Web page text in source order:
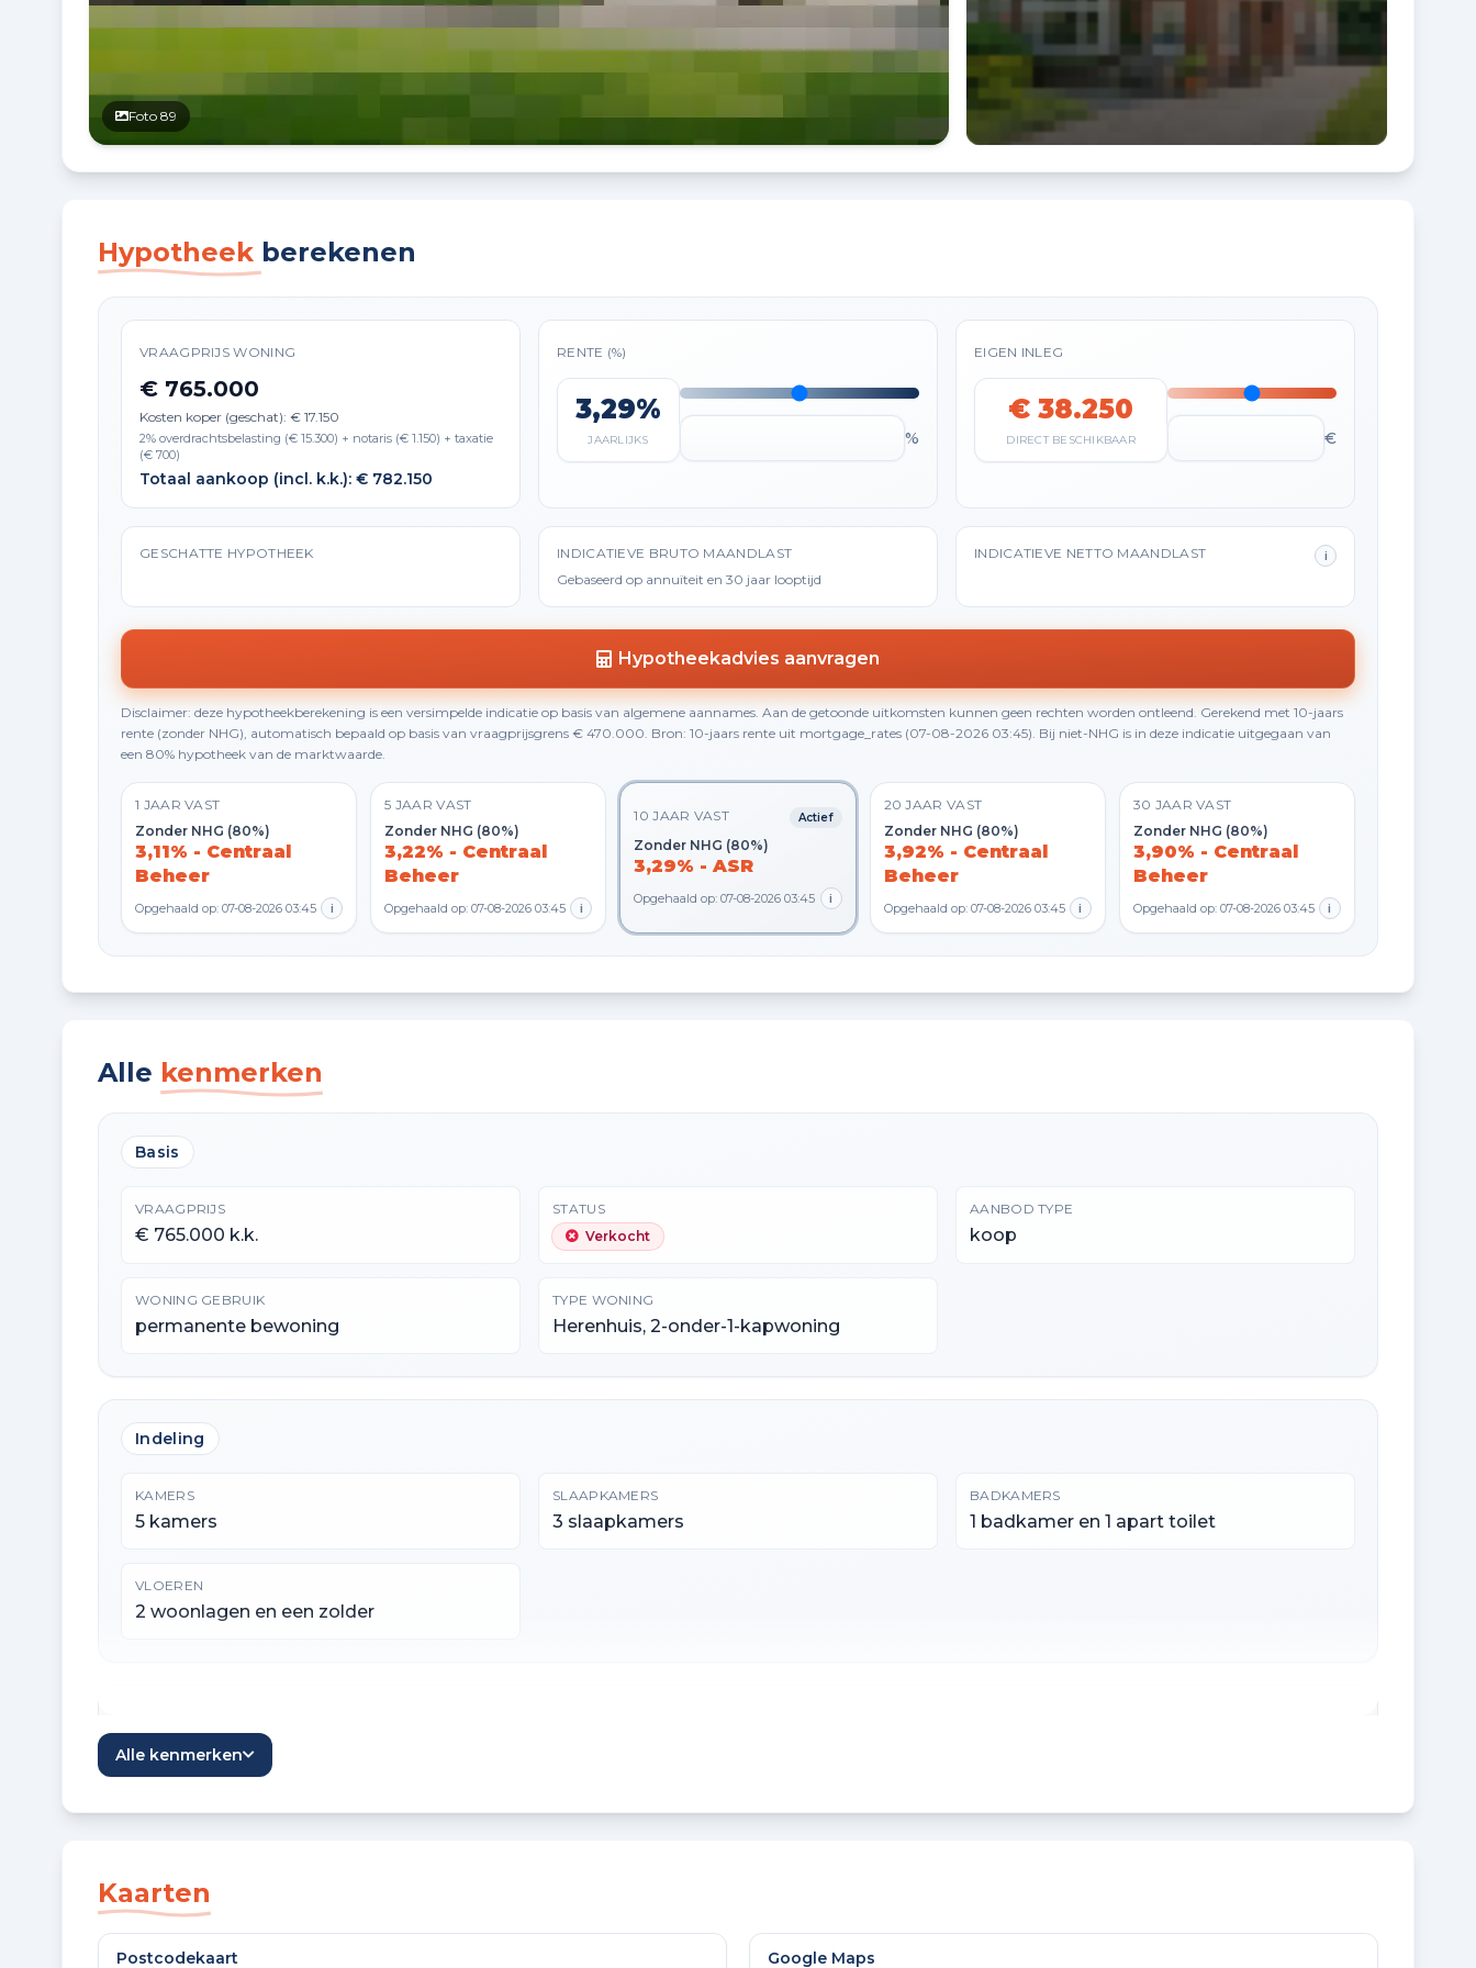
Foto 89
Hypotheek berekenen
VRAAGPRIJS WONING
€ 765.000
Kosten koper (geschat): € 17.150
2% overdrachtsbelasting (€ 15.300) + notaris (€ 1.150) + taxatie
(€ 700)
Totaal aankoop (incl. k.k.): € 782.150
RENTE (%)
3,29%
JAARLIJKS %
EIGEN INLEG
€ 38.250
DIRECT BESCHIKBAAR €
GESCHATTE HYPOTHEEK
INDICATIEVE BRUTO MAANDLAST
Gebaseerd op annuïteit en 30 jaar looptijd
INDICATIEVE NETTO MAANDLAST i
Hypotheekadvies aanvragen
Disclaimer: deze hypotheekberekening is een versimpelde indicatie op basis van algemene aannames. Aan de getoonde uitkomsten kunnen geen rechten worden ontleend. Gerekend met 10-jaars
rente (zonder NHG), automatisch bepaald op basis van vraagprijsgrens € 470.000. Bron: 10-jaars rente uit mortgage_rates (07-08-2026 03:45). Bij niet-NHG is in deze indicatie uitgegaan van
een 80% hypotheek van de marktwaarde.
1 JAAR VAST
Zonder NHG (80%)
3,11% - Centraal
Beheer
Opgehaald op: 07-08-2026 03:45 i
5 JAAR VAST
Zonder NHG (80%)
3,22% - Centraal
Beheer
Opgehaald op: 07-08-2026 03:45 i
10 JAAR VAST Actief
Zonder NHG (80%)
3,29% - ASR
Opgehaald op: 07-08-2026 03:45 i
20 JAAR VAST
Zonder NHG (80%)
3,92% - Centraal
Beheer
Opgehaald op: 07-08-2026 03:45 i
30 JAAR VAST
Zonder NHG (80%)
3,90% - Centraal
Beheer
Opgehaald op: 07-08-2026 03:45 i
Alle kenmerken
Basis
VRAAGPRIJS
€ 765.000 k.k.
STATUS
Verkocht
AANBOD TYPE
koop
WONING GEBRUIK
permanente bewoning
TYPE WONING
Herenhuis, 2-onder-1-kapwoning
Indeling
KAMERS
5 kamers
SLAAPKAMERS
3 slaapkamers
BADKAMERS
1 badkamer en 1 apart toilet
VLOEREN
2 woonlagen en een zolder
WOONOPPERVLAKTE
25 m²
Alle kenmerken
Kaarten
Postcodekaart Google Maps